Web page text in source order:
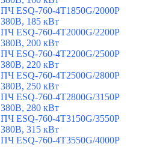
ПЧ ESQ-760-4T1850G/2000P
380В, 185 кВт
ПЧ ESQ-760-4T2000G/2200P
380В, 200 кВт
ПЧ ESQ-760-4T2200G/2500P
380В, 220 кВт
ПЧ ESQ-760-4T2500G/2800P
380В, 250 кВт
ПЧ ESQ-760-4T2800G/3150P
380В, 280 кВт
ПЧ ESQ-760-4T3150G/3550P
380В, 315 кВт
ПЧ ESQ-760-4T3550G/4000P